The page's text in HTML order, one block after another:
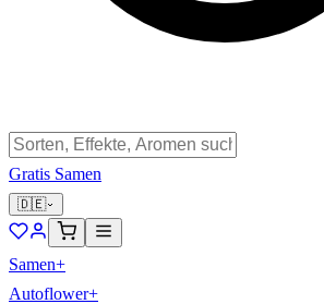
Gratis Samen
🇩🇪
Samen+
Autoflower+